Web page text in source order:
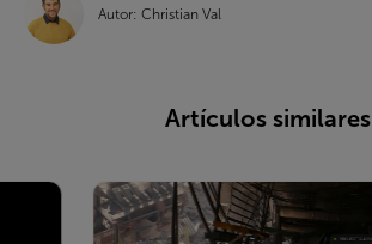
Autor: Christian Val
Artículos similares